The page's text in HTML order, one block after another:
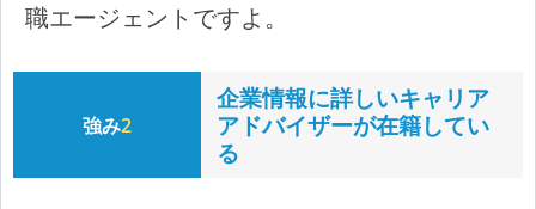
職エージェントですよ。
強み2
企業情報に詳しいキャリア
アドバイザーが在籍してい
る